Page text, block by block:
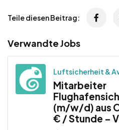
Teile diesen Beitrag:
Verwandte Jobs
Luftsicherheit &
Mitarbeiter
(m/w/d) aus
€ / Stunde –